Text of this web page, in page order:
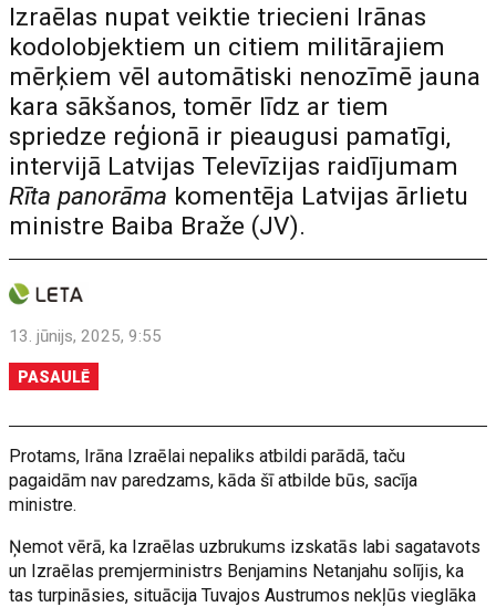
Izraēlas nupat veiktie triecieni Irānas
kodolobjektiem un citiem militārajiem
mērķiem vēl automātiski nenozīmē jauna
kara sākšanos, tomēr līdz ar tiem
spriedze reģionā ir pieaugusi pamatīgi,
intervijā Latvijas Televīzijas raidījumam
Rīta panorāma komentēja Latvijas ārlietu
ministre Baiba Braže (JV).
13. jūnijs, 2025, 9:55
PASAULĒ
Protams, Irāna Izraēlai nepaliks atbildi parādā, taču
pagaidām nav paredzams, kāda šī atbilde būs, sacīja
ministre.
Ņemot vērā, ka Izraēlas uzbrukums izskatās labi sagatavots
un Izraēlas premjerministrs Benjamins Netanjahu solījis, ka
tas turpināsies, situācija Tuvajos Austrumos nekļūs vieglāka